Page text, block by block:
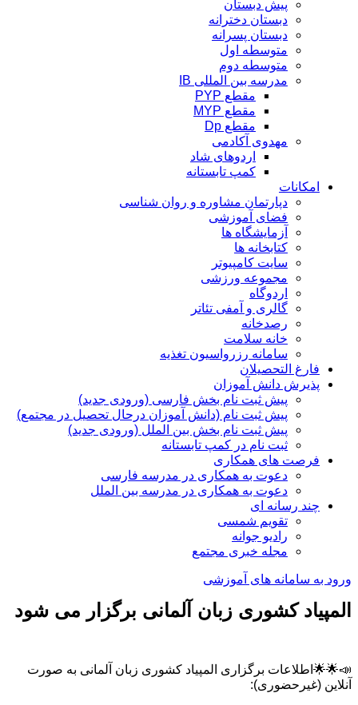
پیش دبستان
دبستان دخترانه
دبستان پسرانه
متوسطه اول
متوسطه دوم
مدرسه بین المللی IB
مقطع PYP
مقطع MYP
مقطع Dp
مهدوی آکادمی
اردوهای شاد
کمپ تابستانه
امکانات
دپارتمان مشاوره و روان شناسی
فضای آموزشی
آزمایشگاه ها
کتابخانه ها
سایت کامپیوتر
مجموعه ورزشی
اردوگاه
گالری و آمفی تئاتر
رصدخانه
خانه سلامت
سامانه رزرواسیون تغذیه
فارغ التحصیلان
پذیرش دانش آموزان
پیش ثبت نام بخش فارسی (ورودی جدید)
پیش ثبت نام (دانش آموزان درحال تحصیل در مجتمع)
پیش ثبت نام بخش بین الملل (ورودی جدید)
ثبت نام در کمپ تابستانه
فرصت های همکاری
دعوت به همکاری در مدرسه فارسی
دعوت به همکاری در مدرسه بین الملل
چند رسانه ای
تقویم شمسی
رادیو جوانه
مجله خبری مجتمع
ورود به سامانه های آموزشی
المپیاد کشوری زبان آلمانی برگزار می شود
📣🌟🌟اطلاعات برگزاری المپیاد کشوری زبان آلمانی به صورت
آنلاین (غیرحضوری):